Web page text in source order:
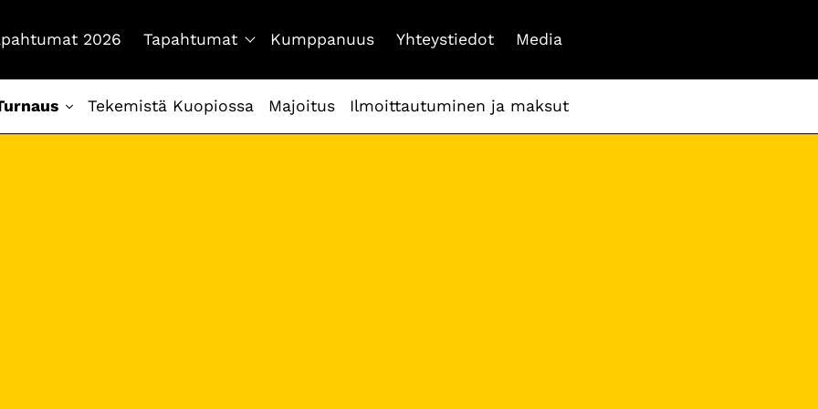
2026
Tapahtumat Kumppanuus Yhteystiedot Media
Tekemistä Kuopiossa Majoitus Ilmoittautuminen ja maksut